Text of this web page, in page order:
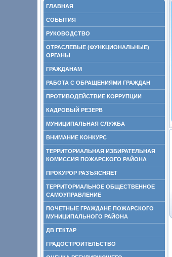
ГЛАВНАЯ
СОБЫТИЯ
РУКОВОДСТВО
ОТРАСЛЕВЫЕ (ФУНКЦИОНАЛЬНЫЕ)
ОРГАНЫ
ГРАЖДАНАМ
РАБОТА С ОБРАЩЕНИЯМИ ГРАЖДАН
ПРОТИВОДЕЙСТВИЕ КОРРУПЦИИ
КАДРОВЫЙ РЕЗЕРВ
МУНИЦИПАЛЬНАЯ СЛУЖБА
ВНИМАНИЕ КОНКУРС
ТЕРРИТОРИАЛЬНАЯ ИЗБИРАТЕЛЬНАЯ
КОМИССИЯ ПОЖАРСКОГО РАЙОНА
ПРОКУРОР РАЗЪЯСНЯЕТ
ТЕРРИТОРИАЛЬНОЕ ОБЩЕСТВЕННОЕ
САМОУПРАВЛЕНИЕ
ПОЧЕТНЫЕ ГРАЖДАНЕ ПОЖАРСКОГО
МУНИЦИПАЛЬНОГО РАЙОНА
ДВ ГЕКТАР
ГРАДОСТРОИТЕЛЬСТВО